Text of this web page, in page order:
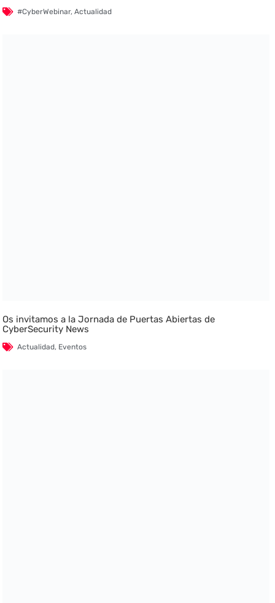
#CyberWebinar,Actualidad
Os invitamos a la Jornada de Puertas Abiertas de
CyberSecurity News
Actualidad, Eventos